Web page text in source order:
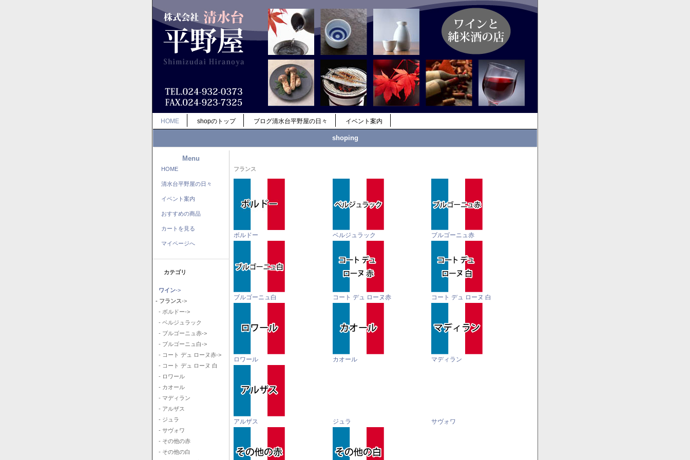
HOME shopのトップ ブログ清水台平野屋の日々 イベント案内
shoping
Menu
HOME
清水台平野屋の日々
イベント案内
おすすめの商品
カートを見る
マイページへ
カテゴリ
ワイン->
- フランス->
- ボルドー->
- ベルジュラック
- ブルゴーニュ赤->
- ブルゴーニュ白->
- コート デュ ローヌ赤->
- コート デュ ローヌ 白
- ロワール
- カオール
- マディラン
- アルザス
- ジュラ
- サヴォワ
- その他の赤
- その他の白
フランス
ボルドー ベルジュラック ブルゴーニュ赤
ブルゴーニュ白 コート デュ ローヌ赤 コート デュ ローヌ 白
ロワール カオール マディラン
アルザス ジュラ サヴォワ